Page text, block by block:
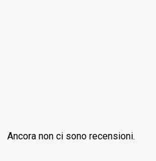
Ancora non ci sono recensioni.